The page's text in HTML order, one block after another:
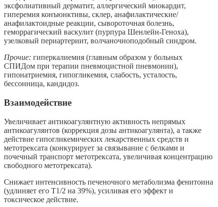
эксфолиативный дерматит, аллергический миокардит,
гиперемия конъюнктивы, склер, анафилактические/
анафилактоидные реакции, сывороточная болезнь,
геморрагический васкулит (пурпура Шенлейн-Геноха),
узелковый периартериит, волчаночноподобный синдром.
Прочие: гиперкалиемия (главным образом у больных
СПИДом при терапии пневмоцистной пневмонии),
гипонатриемия, гипогликемия, слабость, усталость,
бессонница, кандидоз.
Взаимодействие
Увеличивает антикоагулянтную активность непрямых
антикоагулянтов (коррекция дозы антикоагулянта), а также
действие гипогликемических лекарственных средств и
метотрексата (конкурирует за связывание с белками и
почечный транспорт метотрексата, увеличивая концентрацию
свободного метотрексата).
Снижает интенсивность печеночного метаболизма фенитоина
(удлиняет его Т1/2 на 39%), усиливая его эффект и
токсическое действие.